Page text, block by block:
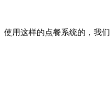
使用这样的点餐系统的，我